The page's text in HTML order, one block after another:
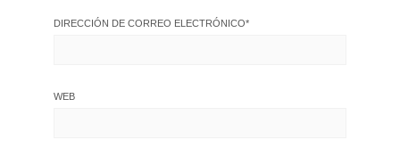
DIRECCIÓN DE CORREO ELECTRÓNICO*
WEB